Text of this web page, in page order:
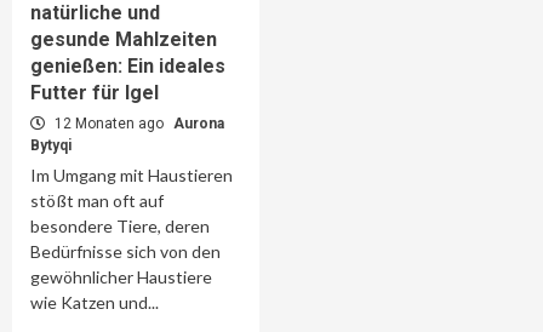
natürliche und
gesunde Mahlzeiten
genießen: Ein ideales
Futter für Igel
12 Monaten ago Aurona
Bytyqi
Im Umgang mit Haustieren
stößt man oft auf
besondere Tiere, deren
Bedürfnisse sich von den
gewöhnlicher Haustiere
wie Katzen und...